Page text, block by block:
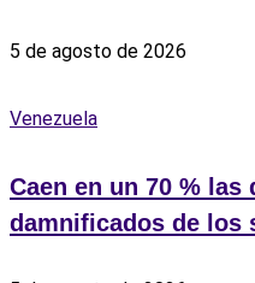
5 de agosto de 2026
Venezuela
Caen en un 70 % las
damnificados de los